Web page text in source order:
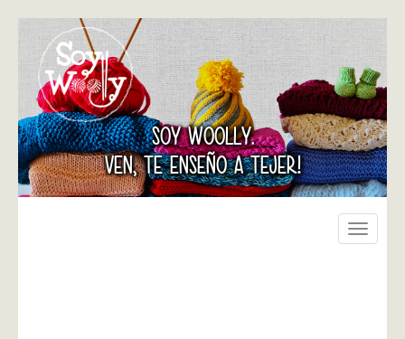
SOY WOOLLY.
VEN, TE ENSEÑO A TEJER!
Toggle